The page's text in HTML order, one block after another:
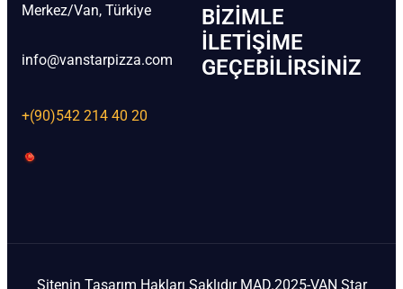
Merkez/Van, Türkiye
info@vanstarpizza.com
+(90)542 214 40 20
BIZIMLE
İLETIŞIME
GEÇEBILIRSINIZ
Sitenin Tasarım Hakları Saklıdır MAD.2025-VAN Star